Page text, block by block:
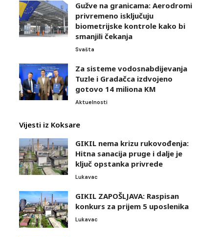
Gužve na granicama: Aerodromi
privremeno isključuju
biometrijske kontrole kako bi
smanjili čekanja
Svašta
Za sisteme vodosnabdijevanja
Tuzle i Gradačca izdvojeno
gotovo 14 miliona KM
Aktuelnosti
Vijesti iz Koksare
GIKIL nema krizu rukovođenja:
Hitna sanacija pruge i dalje je
ključ opstanka privrede
Lukavac
GIKIL ZAPOŠLJAVA: Raspisan
konkurs za prijem 5 uposlenika
Lukavac